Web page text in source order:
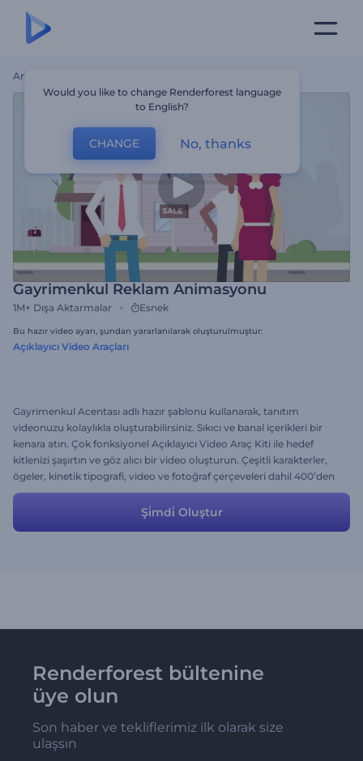
Ana Sayfa
Gayrimenkul Reklam Animasyonu
1M+ Dışa Aktarmalar Esnek
Bu hazır video ayarı, şundan yararlanılarak oluşturulmuştur:
Açıklayıcı Video Araçları
Gayrimenkul Acentası adlı hazır şablonu kullanarak, tanıtım
videonuzu kolaylıkla oluşturabilirsiniz. Sıkıcı ve banal içerikleri bir
kenara atın. Çok fonksiyonel Açıklayıcı Video Araç Kiti ile hedef
kitlenizi şaşırtın ve göz alıcı bir video oluşturun. Çeşitli karakterler,
ögeler, kinetik tipografi, video ve fotoğraf çerçeveleri dahil 400’den
fazla interaktif sahne sizi bekliyor.
Şi̇mdi̇ Oluştur
Renderforest bültenine
üye olun
Son haber ve tekliflerimiz ilk olarak size
ulaşsın
Would you like to change Renderforest language
to English?
CHANGE No, thanks